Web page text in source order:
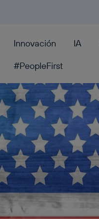
Innovación IA
#PeopleFirst